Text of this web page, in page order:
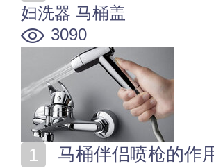
妇洗器 马桶盖
3090
马桶伴侣喷枪的作